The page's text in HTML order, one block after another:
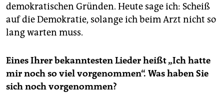
demokratischen Gründen. Heute sage ich: Scheiß
auf die Demokratie, solange ich beim Arzt nicht so
lang warten muss.
Eines Ihrer bekanntesten Lieder heißt „Ich hatte
mir noch so viel vorgenommen“. Was haben Sie
sich noch vorgenommen?